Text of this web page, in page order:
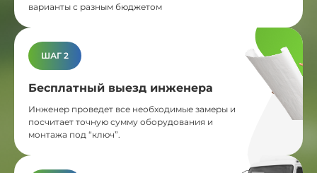
варианты с разным бюджетом
ШАГ 2
Бесплатный выезд инженера
Инженер проведет все необходимые замеры и
посчитает точную сумму оборудования и
монтажа под “ключ”.